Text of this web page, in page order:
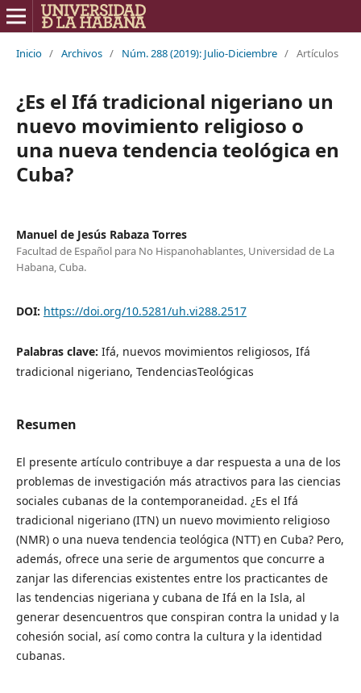
Inicio / Archivos / Núm. 288 (2019): Julio-Diciembre / Artículos
¿Es el Ifá tradicional nigeriano un
nuevo movimiento religioso o
una nueva tendencia teológica en
Cuba?
Manuel de Jesús Rabaza Torres
Facultad de Español para No Hispanohablantes, Universidad de La
Habana, Cuba.
DOI: https://doi.org/10.5281/uh.vi288.2517
Palabras clave: Ifá, nuevos movimientos religiosos, Ifá
tradicional nigeriano, TendenciasTeológicas
Resumen
El presente artículo contribuye a dar respuesta a una de los
problemas de investigación más atractivos para las ciencias
sociales cubanas de la contemporaneidad. ¿Es el Ifá
tradicional nigeriano (ITN) un nuevo movimiento religioso
(NMR) o una nueva tendencia teológica (NTT) en Cuba? Pero,
además, ofrece una serie de argumentos que concurre a
zanjar las diferencias existentes entre los practicantes de
las tendencias nigeriana y cubana de Ifá en la Isla, al
generar desencuentros que conspiran contra la unidad y la
cohesión social, así como contra la cultura y la identidad
cubanas.